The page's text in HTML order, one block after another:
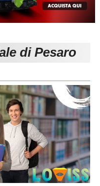
Carica la tua Rosa
di Pesaro